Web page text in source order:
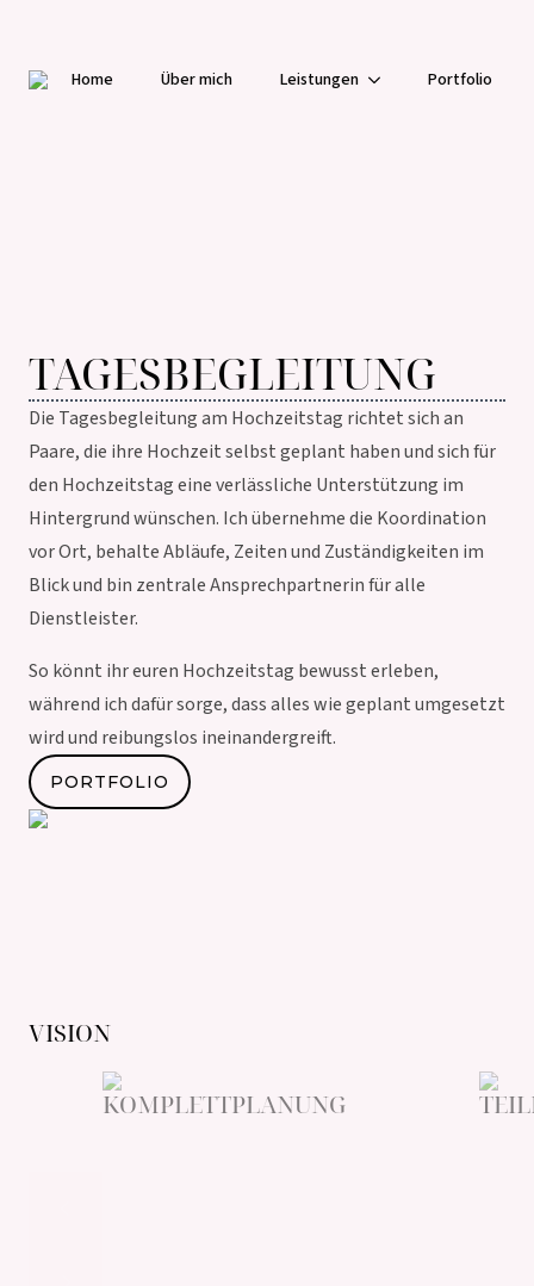
Home Über mich Leistungen Portfolio
TAGESBEGLEITUNG
Die Tagesbegleitung am Hochzeitstag richtet sich an
Paare, die ihre Hochzeit selbst geplant haben und sich für
den Hochzeitstag eine verlässliche Unterstützung im
Hintergrund wünschen. Ich übernehme die Koordination
vor Ort, behalte Abläufe, Zeiten und Zuständigkeiten im
Blick und bin zentrale Ansprechpartnerin für alle
Dienstleister.
So könnt ihr euren Hochzeitstag bewusst erleben,
während ich dafür sorge, dass alles wie geplant umgesetzt
wird und reibungslos ineinandergreift.
PORTFOLIO
VISION
KOMPLETTPLANUNG